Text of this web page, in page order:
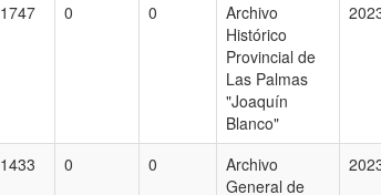
1747 0 0
Archivo
Histórico
Provincial de
Las Palmas
"Joaquín
Blanco"
1433 0 0
Archivo
General de